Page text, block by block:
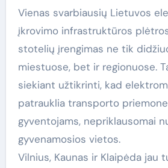
Vienas svarbiausių Lietuvos
įkrovimo infrastruktūros
stotelių įrengimas ne tik
miestuose, bet ir regionuose.
siekiant užtikrinti, kad
patrauklia transporto
gyventojams, nepriklausomai
gyvenamosios vietos.
Vilnius, Kaunas ir Klaipėda jau